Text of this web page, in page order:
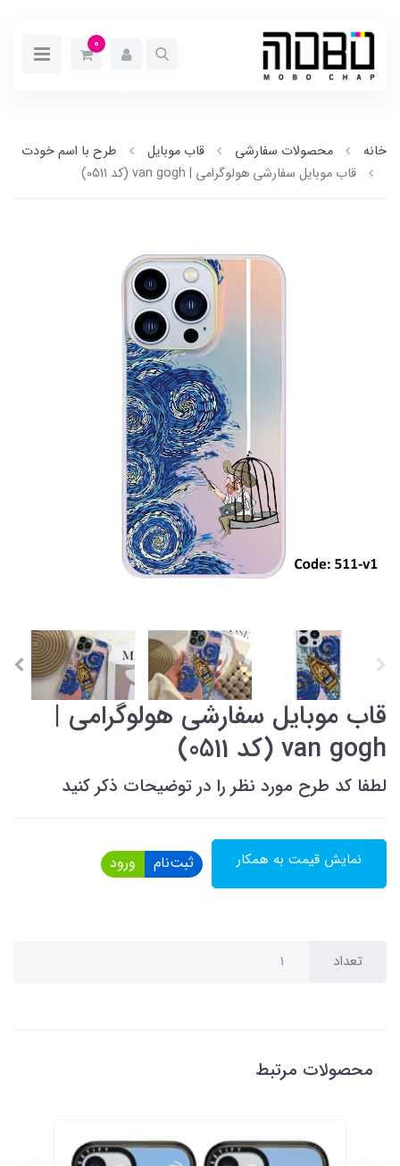
0
خانه محصولات سفارشی قاب موبایل
طرح با اسم خودت
قاب موبایل سفارشی هولوگرامی | van gogh (کد 0511)
قاب موبایل سفارشی هولوگرامی |
van gogh (کد 0511)
لطفا کد طرح مورد نظر را در توضیحات ذکر کنید
نمایش قیمت به همکار ثبت‌نام ورود
تعداد
محصولات مرتبط